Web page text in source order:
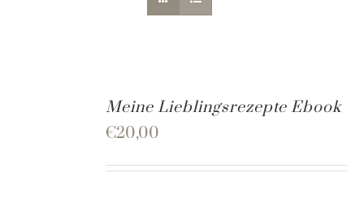
Meine Lieblingsrezepte Ebook
€20,00